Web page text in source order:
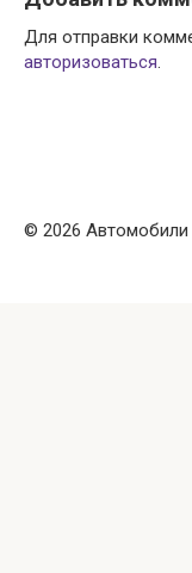
Для отправки
авторизоваться.
© 2026 Автомобили